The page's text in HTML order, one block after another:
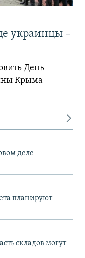
украинцы –
День
Крыма
деле
планируют
складов могут